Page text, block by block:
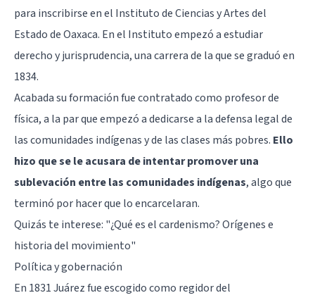
para inscribirse en el Instituto de Ciencias y Artes del
Estado de Oaxaca. En el Instituto empezó a estudiar
derecho y jurisprudencia, una carrera de la que se graduó en
1834.
Acabada su formación fue contratado como profesor de
física, a la par que empezó a dedicarse a la defensa legal de
las comunidades indígenas y de las clases más pobres. Ello
hizo que se le acusara de intentar promover una
sublevación entre las comunidades indígenas, algo que
terminó por hacer que lo encarcelaran.
Quizás te interese: "¿Qué es el cardenismo? Orígenes e
historia del movimiento"
Política y gobernación
En 1831 Juárez fue escogido como regidor del